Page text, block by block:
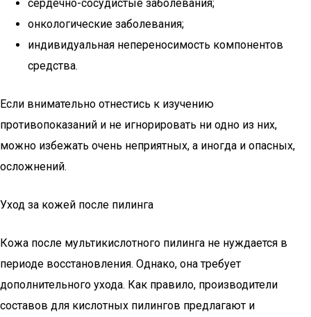
сердечно-сосудистые заболевания;
онкологические заболевания;
индивидуальная непереносимость компонентов
средства.
Если внимательно отнестись к изучению
противопоказаний и не игнорировать ни одно из них,
можно избежать очень неприятных, а иногда и опасных,
осложнений.
Уход за кожей после пилинга
Кожа после мультикислотного пилинга не нуждается в
периоде восстановления. Однако, она требует
дополнительного ухода. Как правило, производители
составов для кислотных пилингов предлагают и